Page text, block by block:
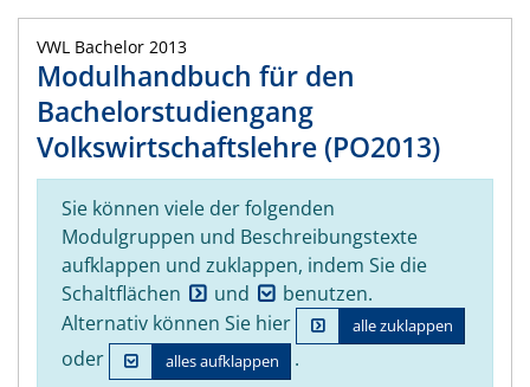
VWL Bachelor 2013
Modulhandbuch für den
Bachelorstudiengang
Volkswirtschaftslehre (PO2013)
Sie können viele der folgenden
Modulgruppen und Beschreibungstexte
aufklappen und zuklappen, indem Sie die
Schaltflächen
und
benutzen.
Alternativ können Sie hier
alle zuklappen
oder alles aufklappen .